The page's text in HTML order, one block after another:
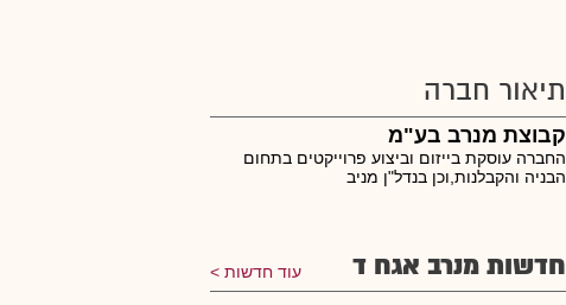
תיאור חברה
קבוצת מנרב בע"מ
החברה עוסקת בייזום וביצוע פרוייקטים בתחום
הבניה והקבלנות,וכן בנדל"ן מניב
חדשות מנרב אגח ד עוד חדשות